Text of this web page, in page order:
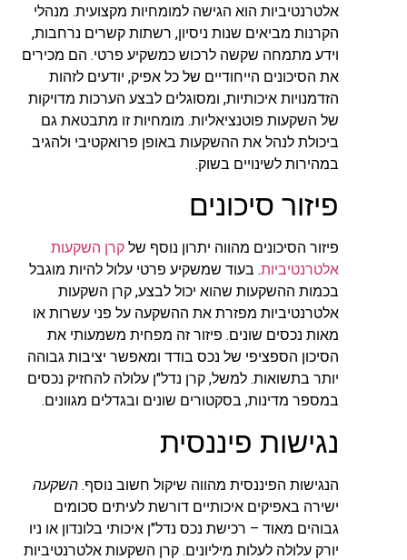
אלטרנטיביות הוא הגישה למומחיות מקצועית. מנהלי
הקרנות מביאים שנות ניסיון, רשתות קשרים נרחבות,
וידע מתמחה שקשה לרכוש כמשקיע פרטי. הם מכירים
את הסיכונים הייחודיים של כל אפיק, יודעים לזהות
הזדמנויות איכותיות, ומסוגלים לבצע הערכות מדויקות
של השקעות פוטנציאליות. מומחיות זו מתבטאת גם
ביכולת לנהל את ההשקעות באופן פרואקטיבי ולהגיב
במהירות לשינויים בשוק.
פיזור סיכונים
פיזור הסיכונים מהווה יתרון נוסף של קרן השקעות
אלטרנטיביות. בעוד שמשקיע פרטי עלול להיות מוגבל
בכמות ההשקעות שהוא יכול לבצע, קרן השקעות
אלטרנטיביות מפזרת את ההשקעה על פני עשרות או
מאות נכסים שונים. פיזור זה מפחית משמעותי את
הסיכון הספציפי של נכס בודד ומאפשר יציבות גבוהה
יותר בתשואות. למשל, קרן נדל"ן עלולה להחזיק נכסים
במספר מדינות, בסקטורים שונים ובגדלים מגוונים.
נגישות פיננסית
הנגישות הפיננסית מהווה שיקול חשוב נוסף. השקעה
ישירה באפיקים איכותיים דורשת לעיתים סכומים
גבוהים מאוד – רכישת נכס נדל"ן איכותי בלונדון או ניו
יורק עלולה לעלות מיליונים. קרן השקעות אלטרנטיביות